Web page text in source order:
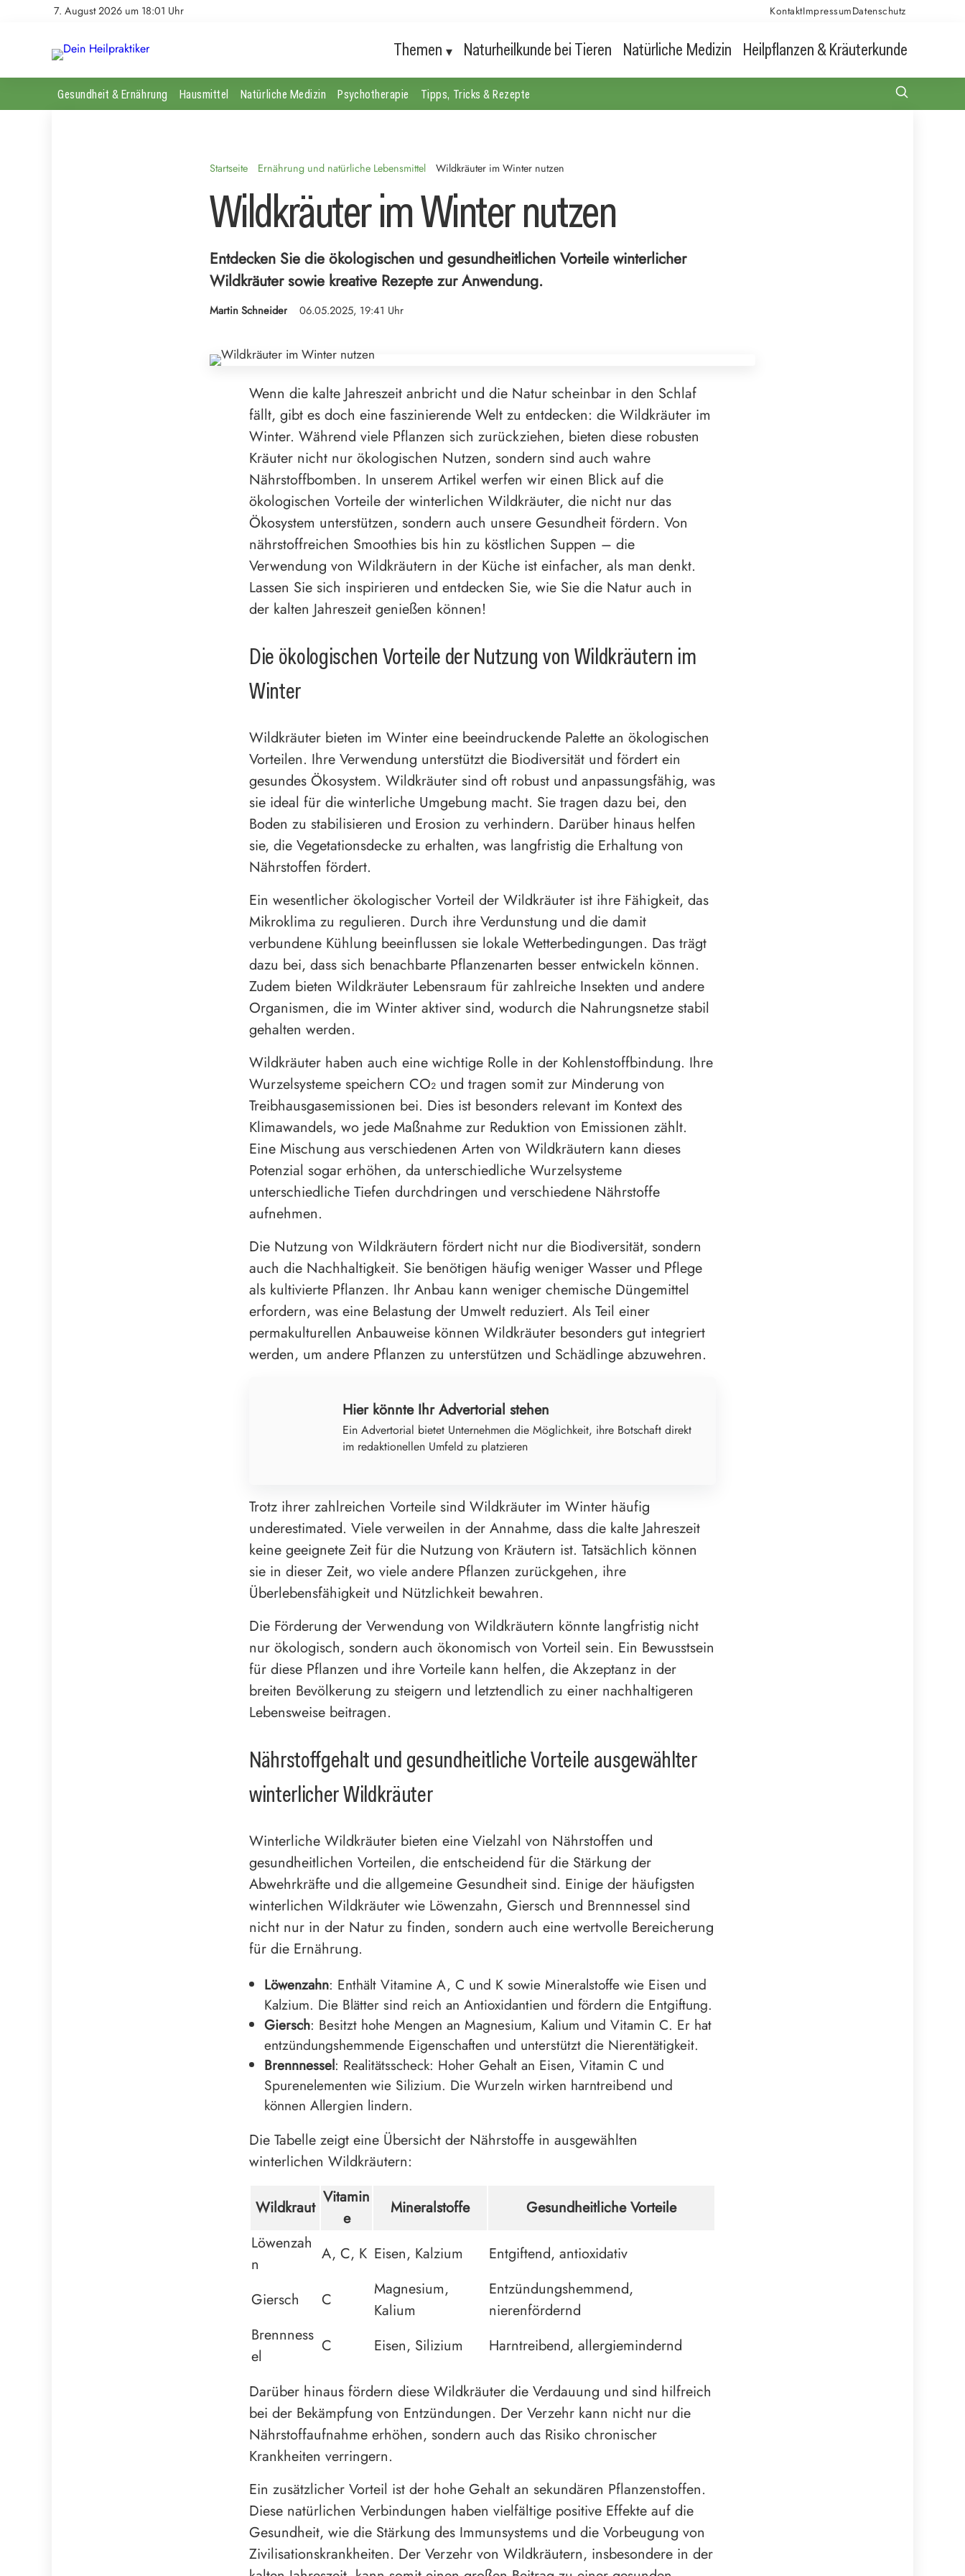
7. August 2026 um 18:01 Uhr KontaktImpressumDatenschutz
Themen Naturheilkunde bei Tieren Natürliche Medizin Heilpflanzen & Kräuterkunde
Gesundheit & Ernährung Hausmittel Natürliche Medizin Psychotherapie Tipps, Tricks & Rezepte
Startseite Ernährung und natürliche Lebensmittel Wildkräuter im Winter nutzen
Wildkräuter im Winter nutzen
Entdecken Sie die ökologischen und gesundheitlichen Vorteile winterlicher
Wildkräuter sowie kreative Rezepte zur Anwendung.
Martin Schneider 06.05.2025, 19:41 Uhr
Wenn die kalte Jahreszeit anbricht und die Natur scheinbar in den Schlaf
fällt, gibt es doch eine faszinierende Welt zu entdecken: die Wildkräuter im
Winter. Während viele Pflanzen sich zurückziehen, bieten diese robusten
Kräuter nicht nur ökologischen Nutzen, sondern sind auch wahre
Nährstoffbomben. In unserem Artikel werfen wir einen Blick auf die
ökologischen Vorteile der winterlichen Wildkräuter, die nicht nur das
Ökosystem unterstützen, sondern auch unsere Gesundheit fördern. Von
nährstoffreichen Smoothies bis hin zu köstlichen Suppen – die
Verwendung von Wildkräutern in der Küche ist einfacher, als man denkt.
Lassen Sie sich inspirieren und entdecken Sie, wie Sie die Natur auch in
der kalten Jahreszeit genießen können!
Die ökologischen Vorteile der Nutzung von Wildkräutern im
Winter
Wildkräuter bieten im Winter eine beeindruckende Palette an ökologischen
Vorteilen. Ihre Verwendung unterstützt die Biodiversität und fördert ein
gesundes Ökosystem. Wildkräuter sind oft robust und anpassungsfähig, was
sie ideal für die winterliche Umgebung macht. Sie tragen dazu bei, den
Boden zu stabilisieren und Erosion zu verhindern. Darüber hinaus helfen
sie, die Vegetationsdecke zu erhalten, was langfristig die Erhaltung von
Nährstoffen fördert.
Ein wesentlicher ökologischer Vorteil der Wildkräuter ist ihre Fähigkeit, das
Mikroklima zu regulieren. Durch ihre Verdunstung und die damit
verbundene Kühlung beeinflussen sie lokale Wetterbedingungen. Das trägt
dazu bei, dass sich benachbarte Pflanzenarten besser entwickeln können.
Zudem bieten Wildkräuter Lebensraum für zahlreiche Insekten und andere
Organismen, die im Winter aktiver sind, wodurch die Nahrungsnetze stabil
gehalten werden.
Wildkräuter haben auch eine wichtige Rolle in der Kohlenstoffbindung. Ihre
Wurzelsysteme speichern CO₂ und tragen somit zur Minderung von
Treibhausgasemissionen bei. Dies ist besonders relevant im Kontext des
Klimawandels, wo jede Maßnahme zur Reduktion von Emissionen zählt.
Eine Mischung aus verschiedenen Arten von Wildkräutern kann dieses
Potenzial sogar erhöhen, da unterschiedliche Wurzelsysteme
unterschiedliche Tiefen durchdringen und verschiedene Nährstoffe
aufnehmen.
Die Nutzung von Wildkräutern fördert nicht nur die Biodiversität, sondern
auch die Nachhaltigkeit. Sie benötigen häufig weniger Wasser und Pflege
als kultivierte Pflanzen. Ihr Anbau kann weniger chemische Düngemittel
erfordern, was eine Belastung der Umwelt reduziert. Als Teil einer
permakulturellen Anbauweise können Wildkräuter besonders gut integriert
werden, um andere Pflanzen zu unterstützen und Schädlinge abzuwehren.
Hier könnte Ihr Advertorial stehen
Ein Advertorial bietet Unternehmen die Möglichkeit, ihre Botschaft direkt
im redaktionellen Umfeld zu platzieren
Trotz ihrer zahlreichen Vorteile sind Wildkräuter im Winter häufig
underestimated. Viele verweilen in der Annahme, dass die kalte Jahreszeit
keine geeignete Zeit für die Nutzung von Kräutern ist. Tatsächlich können
sie in dieser Zeit, wo viele andere Pflanzen zurückgehen, ihre
Überlebensfähigkeit und Nützlichkeit bewahren.
Die Förderung der Verwendung von Wildkräutern könnte langfristig nicht
nur ökologisch, sondern auch ökonomisch von Vorteil sein. Ein Bewusstsein
für diese Pflanzen und ihre Vorteile kann helfen, die Akzeptanz in der
breiten Bevölkerung zu steigern und letztendlich zu einer nachhaltigeren
Lebensweise beitragen.
Nährstoffgehalt und gesundheitliche Vorteile ausgewählter
winterlicher Wildkräuter
Winterliche Wildkräuter bieten eine Vielzahl von Nährstoffen und
gesundheitlichen Vorteilen, die entscheidend für die Stärkung der
Abwehrkräfte und die allgemeine Gesundheit sind. Einige der häufigsten
winterlichen Wildkräuter wie Löwenzahn, Giersch und Brennnessel sind
nicht nur in der Natur zu finden, sondern auch eine wertvolle Bereicherung
für die Ernährung.
Löwenzahn: Enthält Vitamine A, C und K sowie Mineralstoffe wie Eisen und
Kalzium. Die Blätter sind reich an Antioxidantien und fördern die Entgiftung.
Giersch: Besitzt hohe Mengen an Magnesium, Kalium und Vitamin C. Er hat
entzündungshemmende Eigenschaften und unterstützt die Nierentätigkeit.
Brennnessel: Realitätsscheck: Hoher Gehalt an Eisen, Vitamin C und
Spurenelementen wie Silizium. Die Wurzeln wirken harntreibend und
können Allergien lindern.
Die Tabelle zeigt eine Übersicht der Nährstoffe in ausgewählten
winterlichen Wildkräutern:
Wildkraut
Vitamin
e
Mineralstoffe
Gesundheitliche Vorteile
Löwenzah
n
A, C, K Eisen, Kalzium Entgiftend, antioxidativ
Giersch C
Magnesium,
Kalium
Entzündungshemmend,
nierenfördernd
Brennness
el
C Eisen, Silizium Harntreibend, allergiemindernd
Darüber hinaus fördern diese Wildkräuter die Verdauung und sind hilfreich
bei der Bekämpfung von Entzündungen. Der Verzehr kann nicht nur die
Nährstoffaufnahme erhöhen, sondern auch das Risiko chronischer
Krankheiten verringern.
Ein zusätzlicher Vorteil ist der hohe Gehalt an sekundären Pflanzenstoffen.
Diese natürlichen Verbindungen haben vielfältige positive Effekte auf die
Gesundheit, wie die Stärkung des Immunsystems und die Vorbeugung von
Zivilisationskrankheiten. Der Verzehr von Wildkräutern, insbesondere in der